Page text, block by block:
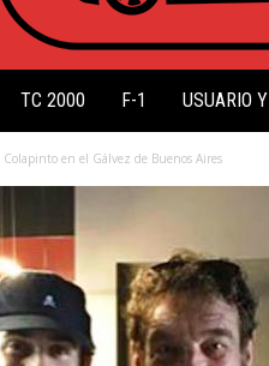
TC 2000 F-1 USUARIO
Colapinto en el Gálvez de Buenos Aires